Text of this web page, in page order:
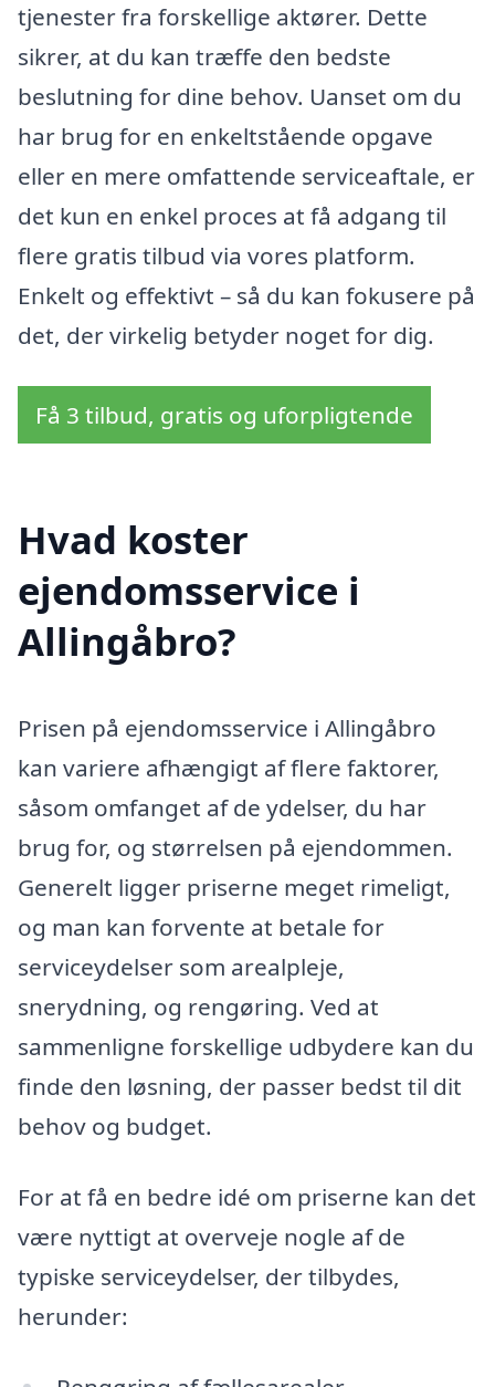
tjenester fra forskellige aktører. Dette
sikrer, at du kan træffe den bedste
beslutning for dine behov. Uanset om du
har brug for en enkeltstående opgave
eller en mere omfattende serviceaftale, er
det kun en enkel proces at få adgang til
flere gratis tilbud via vores platform.
Enkelt og effektivt – så du kan fokusere på
det, der virkelig betyder noget for dig.
Få 3 tilbud, gratis og uforpligtende
Hvad koster
ejendomsservice i
Allingåbro?
Prisen på ejendomsservice i Allingåbro
kan variere afhængigt af flere faktorer,
såsom omfanget af de ydelser, du har
brug for, og størrelsen på ejendommen.
Generelt ligger priserne meget rimeligt,
og man kan forvente at betale for
serviceydelser som arealpleje,
snerydning, og rengøring. Ved at
sammenligne forskellige udbydere kan du
finde den løsning, der passer bedst til dit
behov og budget.
For at få en bedre idé om priserne kan det
være nyttigt at overveje nogle af de
typiske serviceydelser, der tilbydes,
herunder: